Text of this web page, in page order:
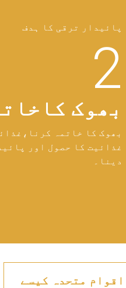
پائیدار ترقی کا ہدف
2
بھوک
بھوک کا خاتمہ
غذائیت کا حصول اور
دینا۔
اقوام متحدہ کیسے